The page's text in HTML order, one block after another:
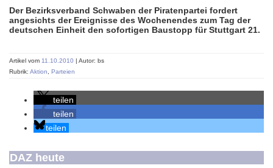
Der Bezirksverband Schwaben der Piratenpartei fordert
angesichts der Ereignisse des Wochenendes zum Tag der
deutschen Einheit den sofortigen Baustopp für Stuttgart 21.
Artikel vom 11.10.2010 | Autor: bs
Rubrik: Aktion Parteien
teilen
teilen
teilen
DAZ heute